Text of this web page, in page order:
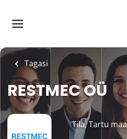
main
Tagasi
RESTMEC OÜ
Tila, Tartu